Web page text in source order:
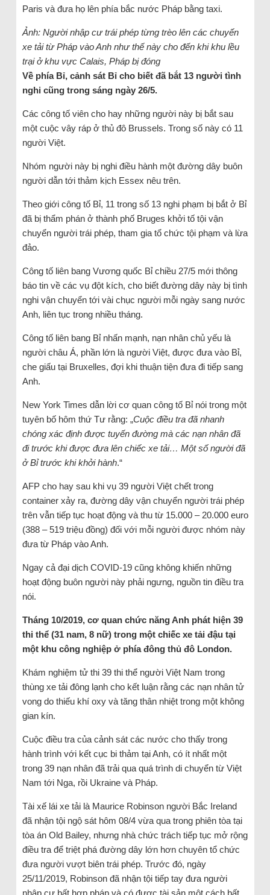
Paris và đưa họ lên phía bắc nước Pháp bằng taxi.
Ảnh: Người nhập cư trái phép từng trèo lên các chuyến
xe tải từ Pháp vào Anh như thế này cho đến khi khu lều
trại ở khu vực Calais, Pháp bị đóng
Về phía Bỉ, cảnh sát Bỉ cho biết đã bắt 13 người tình
nghi cũng trong sáng ngày 26/5.
Các công tố viên cho hay những người này bị bắt sau
một cuộc vây ráp ở thủ đô Brussels. Trong số này có 11
người Việt.
Nhóm người này bị nghi điều hành một đường dây buôn
người dẫn tới thảm kịch Essex nêu trên.
Theo giới công tố Bỉ, 11 trong số 13 nghi phạm bị bắt ở Bỉ
đã bị thẩm phán ở thành phố Bruges khởi tố tội vận
chuyển người trái phép, tham gia tổ chức tội phạm và lừa
đảo.
Công tố liên bang Vương quốc Bỉ chiều 27/5 mới thông
báo tin về các vụ đột kích, cho biết đường dây này bị tình
nghi vận chuyển tới vài chục người mỗi ngày sang nước
Anh, liên tục trong nhiều tháng.
Công tố liên bang Bỉ nhấn mạnh, nạn nhân chủ yếu là
người châu Á, phần lớn là người Việt, được đưa vào Bỉ,
che giấu tại Bruxelles, đợi khi thuận tiện đưa đi tiếp sang
Anh.
New York Times dẫn lời cơ quan công tố Bỉ nói trong một
tuyên bố hôm thứ Tư rằng: „Cuộc điều tra đã nhanh
chóng xác định được tuyến đường mà các nạn nhân đã
đi trước khi được đưa lên chiếc xe tải… Một số người đã
ở Bỉ trước khi khởi hành.“
AFP cho hay sau khi vụ 39 người Việt chết trong
container xảy ra, đường dây vận chuyển người trái phép
trên vẫn tiếp tục hoạt động và thu từ 15.000 – 20.000 euro
(388 – 519 triệu đồng) đối với mỗi người được nhóm này
đưa từ Pháp vào Anh.
Ngay cả đại dịch COVID-19 cũng không khiến những
hoạt động buôn người này phải ngưng, nguồn tin điều tra
nói.
Tháng 10/2019, cơ quan chức năng Anh phát hiện 39
thi thể (31 nam, 8 nữ) trong một chiếc xe tải đậu tại
một khu công nghiệp ở phía đông thủ đô London.
Khám nghiệm tử thi 39 thi thể người Việt Nam trong
thùng xe tải đông lạnh cho kết luận rằng các nạn nhân tử
vong do thiếu khí oxy và tăng thân nhiệt trong một không
gian kín.
Cuộc điều tra của cảnh sát các nước cho thấy trong
hành trình với kết cục bi thảm tại Anh, có ít nhất một
trong 39 nạn nhân đã trải qua quá trình di chuyển từ Việt
Nam tới Nga, rồi Ukraine và Pháp.
Tài xế lái xe tải là Maurice Robinson người Bắc Ireland
đã nhận tội ngộ sát hôm 08/4 vừa qua trong phiên tòa tại
tòa án Old Bailey, nhưng nhà chức trách tiếp tục mở rộng
điều tra để triệt phá đường dây lớn hơn chuyên tổ chức
đưa người vượt biên trái phép. Trước đó, ngày
25/11/2019, Robinson đã nhận tội tiếp tay đưa người
nhập cư bất hợp pháp và có được tài sản một cách bất